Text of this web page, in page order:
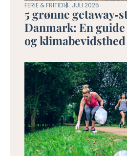
FERIE & FRITID14. JULI 2025
5 grønne
Danmark: En
og klimabevidsthed